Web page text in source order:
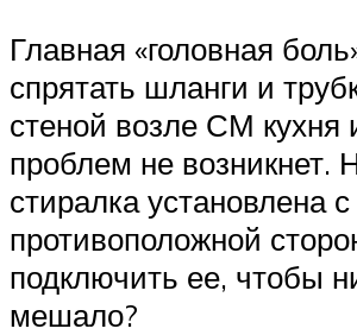
Главная «головная
спрятать шланги и
стеной возле СМ кухня
проблем не возникнет.
стиралка установлена с
противоположной
подключить ее, чтобы
мешало?